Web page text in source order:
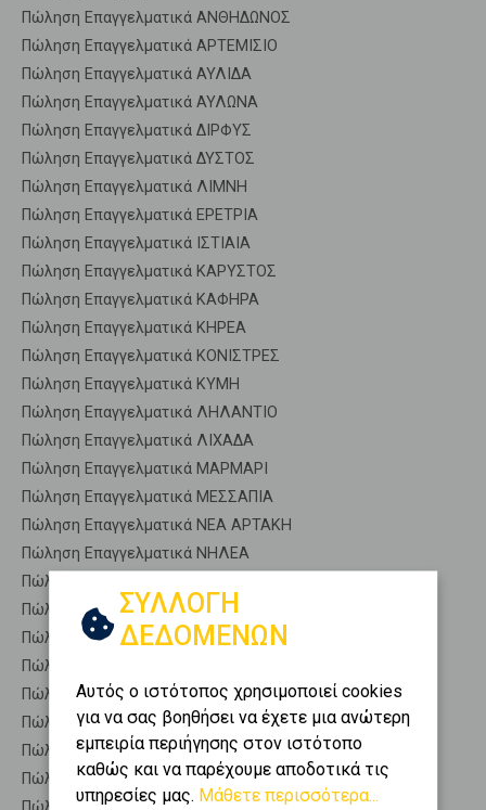
Πώληση Επαγγελματικά ΑΝΘΗΔΩΝΟΣ
Πώληση Επαγγελματικά ΑΡΤΕΜΙΣΙΟ
Πώληση Επαγγελματικά ΑΥΛΙΔΑ
Πώληση Επαγγελματικά ΑΥΛΩΝΑ
Πώληση Επαγγελματικά ΔΙΡΦΥΣ
Πώληση Επαγγελματικά ΔΥΣΤΟΣ
Πώληση Επαγγελματικά ΛΙΜΝΗ
Πώληση Επαγγελματικά ΕΡΕΤΡΙΑ
Πώληση Επαγγελματικά ΙΣΤΙΑΙΑ
Πώληση Επαγγελματικά ΚΑΡΥΣΤΟΣ
Πώληση Επαγγελματικά ΚΑΦΗΡΑ
Πώληση Επαγγελματικά ΚΗΡΕΑ
Πώληση Επαγγελματικά ΚΟΝΙΣΤΡΕΣ
Πώληση Επαγγελματικά ΚΥΜΗ
Πώληση Επαγγελματικά ΛΗΛΑΝΤΙΟ
Πώληση Επαγγελματικά ΛΙΧΑΔΑ
Πώληση Επαγγελματικά ΜΑΡΜΑΡΙ
Πώληση Επαγγελματικά ΜΕΣΣΑΠΙΑ
Πώληση Επαγγελματικά ΝΕΑ ΑΡΤΑΚΗ
Πώληση Επαγγελματικά ΝΗΛΕΑ
Πώληση Επαγγελματικά ΣΤΥΡΑ
Πώληση Επαγγελματικά ΤΑΜΥΝΕΣ
Πώληση Επαγγελματικά ΧΑΛΚΙΔΑ
Πώληση Επαγγελματικά ΩΡΕΟΙ
Πώληση Επαγγ. Αποθήκες ΚΥΜΗ - Μεντούλης
Πώληση Αυτόνομα κτίρια ΚΥΜΗ - Μεντούλης
Πώληση Βιομηχανικοί χώροι ΚΥΜΗ - Μεντούλης
Πώληση Γραφεία ΚΥΜΗ - Μεντούλης
ΣΥΛΛΟΓΗ
ΔΕΔΟΜΕΝΩΝ
Αυτός ο ιστότοπος χρησιμοποιεί cookies
για να σας βοηθήσει να έχετε μια ανώτερη
εμπειρία περιήγησης στον ιστότοπο
καθώς και να παρέχουμε αποδοτικά τις
υπηρεσίες μας. Μάθετε περισσότερα...